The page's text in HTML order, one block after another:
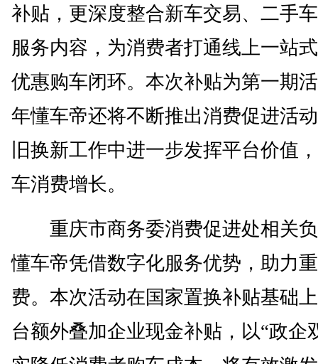
补贴，更深度整合新车交易、二手
服务内容，为消费者打通线上一站
优惠购车闭环。本次补贴为第一期
年懂车帝还将不断推出消费促进活
旧换新工作中进一步发挥平台价值
车消费增长。
重庆市商务委消费促进处相关负
懂车帝凭借数字化服务优势，助力
费。本次活动在国家置换补贴基础
台额外叠加企业现金补贴，以“政企